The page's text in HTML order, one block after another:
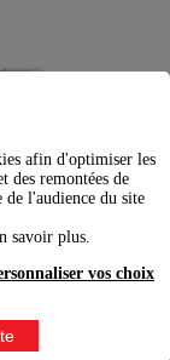
afin d'optimiser les
des remontées de
de l'audience du site
savoir plus.
vos choix